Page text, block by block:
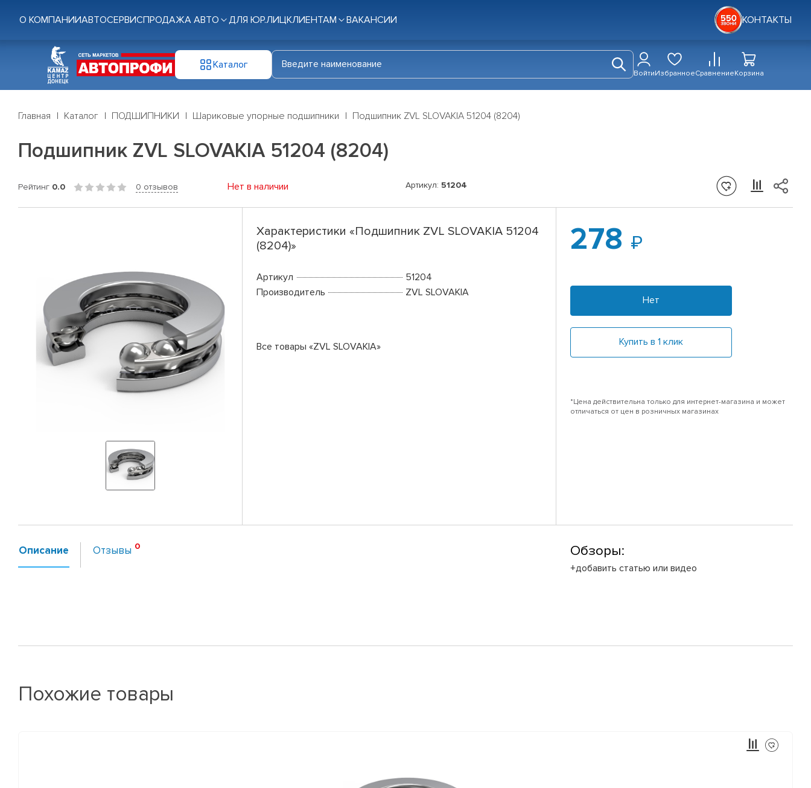
О КОМПАНИИАВТОСЕРВИСПРОДАЖА АВТО ДЛЯ ЮР.ЛИЦКЛИЕНТАМ ВАКАНСИИ КОНТАКТЫ
Каталог
ВойтиИзбранноеСравнениеКорзина
Главная Каталог ПОДШИПНИКИ Шариковые упорные подшипники Подшипник ZVL SLOVAKIA 51204 (8204)
Подшипник ZVL SLOVAKIA 51204 (8204)
Рейтинг 0.0 0 отзывов Нет в наличии Артикул: 51204
Характеристики «Подшипник ZVL SLOVAKIA 51204
(8204)»
Артикул
51204
Производитель
ZVL SLOVAKIA
Все товары «ZVL SLOVAKIA»
278
Нет
Купить в 1 клик
*Цена действительна только для интернет-магазина и может
отличаться от цен в розничных магазинах
Описание Отзывы Обзоры:
+добавить статью или видео
Похожие товары